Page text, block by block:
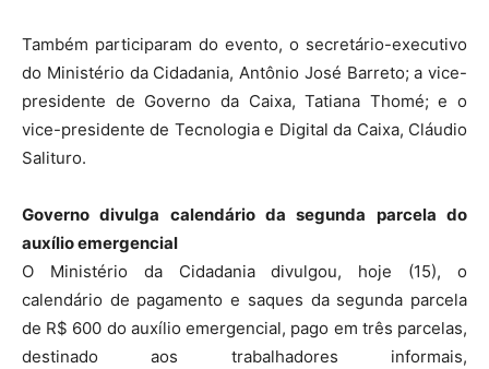
Também participaram do evento, o secretário-executivo
do Ministério da Cidadania, Antônio José Barreto; a vice-
presidente de Governo da Caixa, Tatiana Thomé; e o
vice-presidente de Tecnologia e Digital da Caixa, Cláudio
Salituro.
Governo divulga calendário da segunda parcela do
auxílio emergencial
O Ministério da Cidadania divulgou, hoje (15), o
calendário de pagamento e saques da segunda parcela
de R$ 600 do auxílio emergencial, pago em três parcelas,
destinado aos trabalhadores informais,